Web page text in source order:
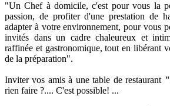
"Un Chef à domicile, c'est pour vous la
passion, de profiter d'une prestation de
adapter à votre environnement, pour vous
invités dans un cadre chaleureux et
raffinée et gastronomique, tout en libérant
de la préparation".
Inviter vos amis à une table de restaurant
rien faire ?.... C'est possible! ...